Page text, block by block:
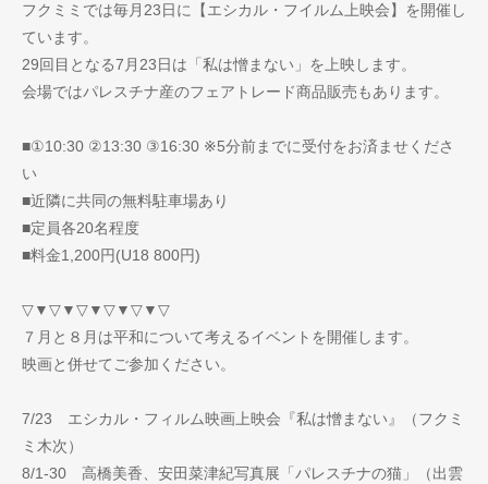
フクミミでは毎月23日に【エシカル・フイルム上映会】を開催し
ています。
29回目となる7月23日は「私は憎まない」を上映します。
会場ではパレスチナ産のフェアトレード商品販売もあります。
■①10:30 ②13:30 ③16:30 ※5分前までに受付をお済ませくださ
い
■近隣に共同の無料駐車場あり
■定員各20名程度
■料金1,200円(U18 800円)
▽▼▽▼▽▼▽▼▽▼▽
７月と８月は平和について考えるイベントを開催します。
映画と併せてご参加ください。
7/23 エシカル・フィルム映画上映会『私は憎まない』（フクミ
ミ木次）
8/1-30 高橋美香、安田菜津紀写真展「パレスチナの猫」（出雲